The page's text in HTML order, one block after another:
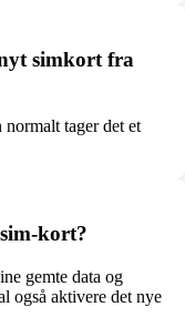
simkort fra
tager det et
kort?
gemte data og
også aktivere det nye